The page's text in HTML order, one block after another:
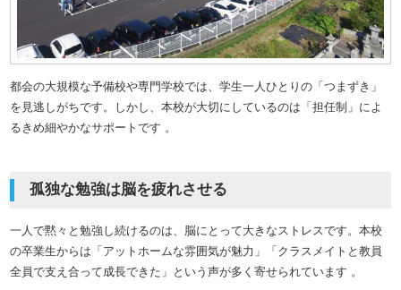
都会の大規模な予備校や専門学校では、学生一人ひとりの「つまずき」
を見逃しがちです。しかし、本校が大切にしているのは「担任制」によ
るきめ細やかなサポートです 。
孤独な勉強は脳を疲れさせる
一人で黙々と勉強し続けるのは、脳にとって大きなストレスです。本校
の卒業生からは「アットホームな雰囲気が魅力」「クラスメイトと教員
全員で支え合って成長できた」という声が多く寄せられています 。